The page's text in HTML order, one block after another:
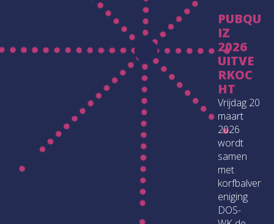
PUBQU
IZ
2026
UITVE
RKOC
HT
Vrijdag 20
maart
2026
wordt
samen
met
korfbalver
eniging
DOS-